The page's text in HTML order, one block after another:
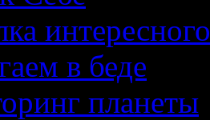
интересного
в беде
планеты